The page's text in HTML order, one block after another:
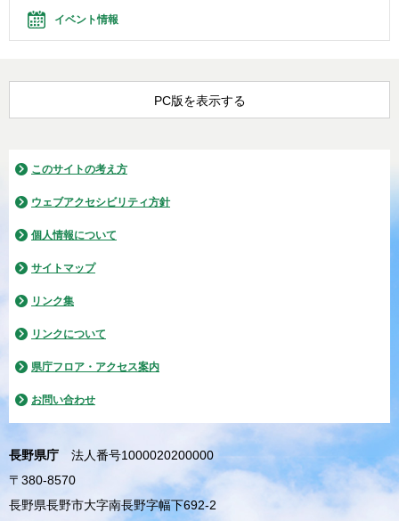
イベント情報
PC版を表示する
このサイトの考え方
ウェブアクセシビリティ方針
個人情報について
サイトマップ
リンク集
リンクについて
県庁フロア・アクセス案内
お問い合わせ
長野県庁
法人番号1000020200000
〒380-8570
長野県長野市大字南長野字幅下692-2